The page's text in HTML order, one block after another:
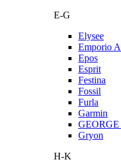
E-G
Elysee
Emporio
Epos
Esprit
Festina
Fossil
Furla
Garmin
Gryon
H-K